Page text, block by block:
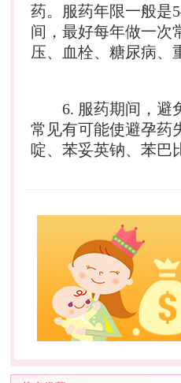
药。服药年限一般是
间，最好每年做一次
压、血栓、糖尿病、
6. 服药期间，避免
常见有可能使避孕药
啶、苯妥英钠、苯巴